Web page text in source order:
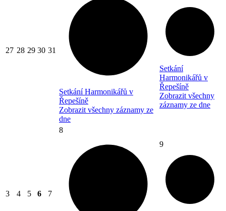
27 28 29 30 31
Setkání Harmonikářů v
Řepešíně
Zobrazit všechny záznamy ze
dne
Setkání
Harmonikářů v
Řepešíně
Zobrazit všechny
záznamy ze dne
3 4 5 6 7
8
9